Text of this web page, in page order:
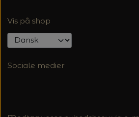
Vis på shop
Sociale medier